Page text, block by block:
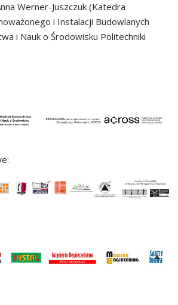
Werner-Juszczuk (Katedra
i Instalacji Budowlanych
i Nauk o Środowisku Politechniki